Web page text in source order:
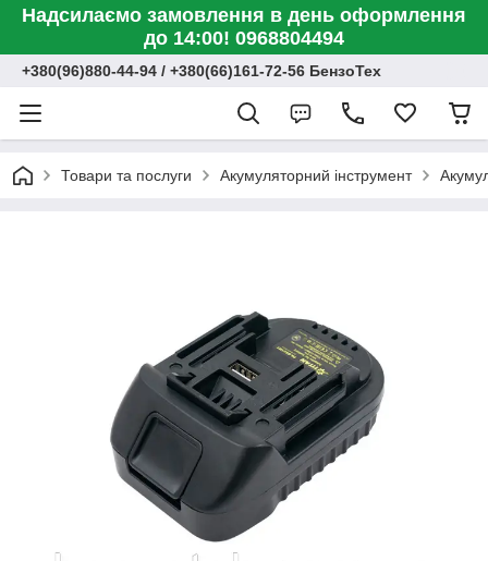
Надсилаємо замовлення в день оформлення
до 14:00! 0968804494
+380(96)880-44-94 / +380(66)161-72-56 БензоТех
Товари та послуги Акумуляторний інструмент